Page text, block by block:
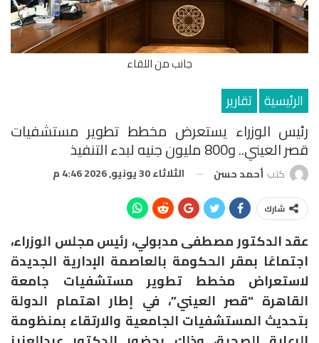
جانب من اللقاء
الرئيسية تقارير
رئيس الوزراء يستعرض مخطط تطوير مستشفيات
قصر العيني.. و800 مليون جنيه لبدء التنفيذ
كتب أحمد حسن الثلاثاء 30 يونيو, 2026 4:46 م
شارك
عقد الدكتور مصطفى مدبولي، رئيس مجلس الوزراء،
اجتماعًا بمقر الحكومة بالعاصمة الإدارية الجديدة
لاستعراض مخطط تطوير مستشفيات جامعة
القاهرة “قصر العيني”، في إطار اهتمام الدولة
بتحديث المستشفيات الجامعية والارتقاء بمنظومة